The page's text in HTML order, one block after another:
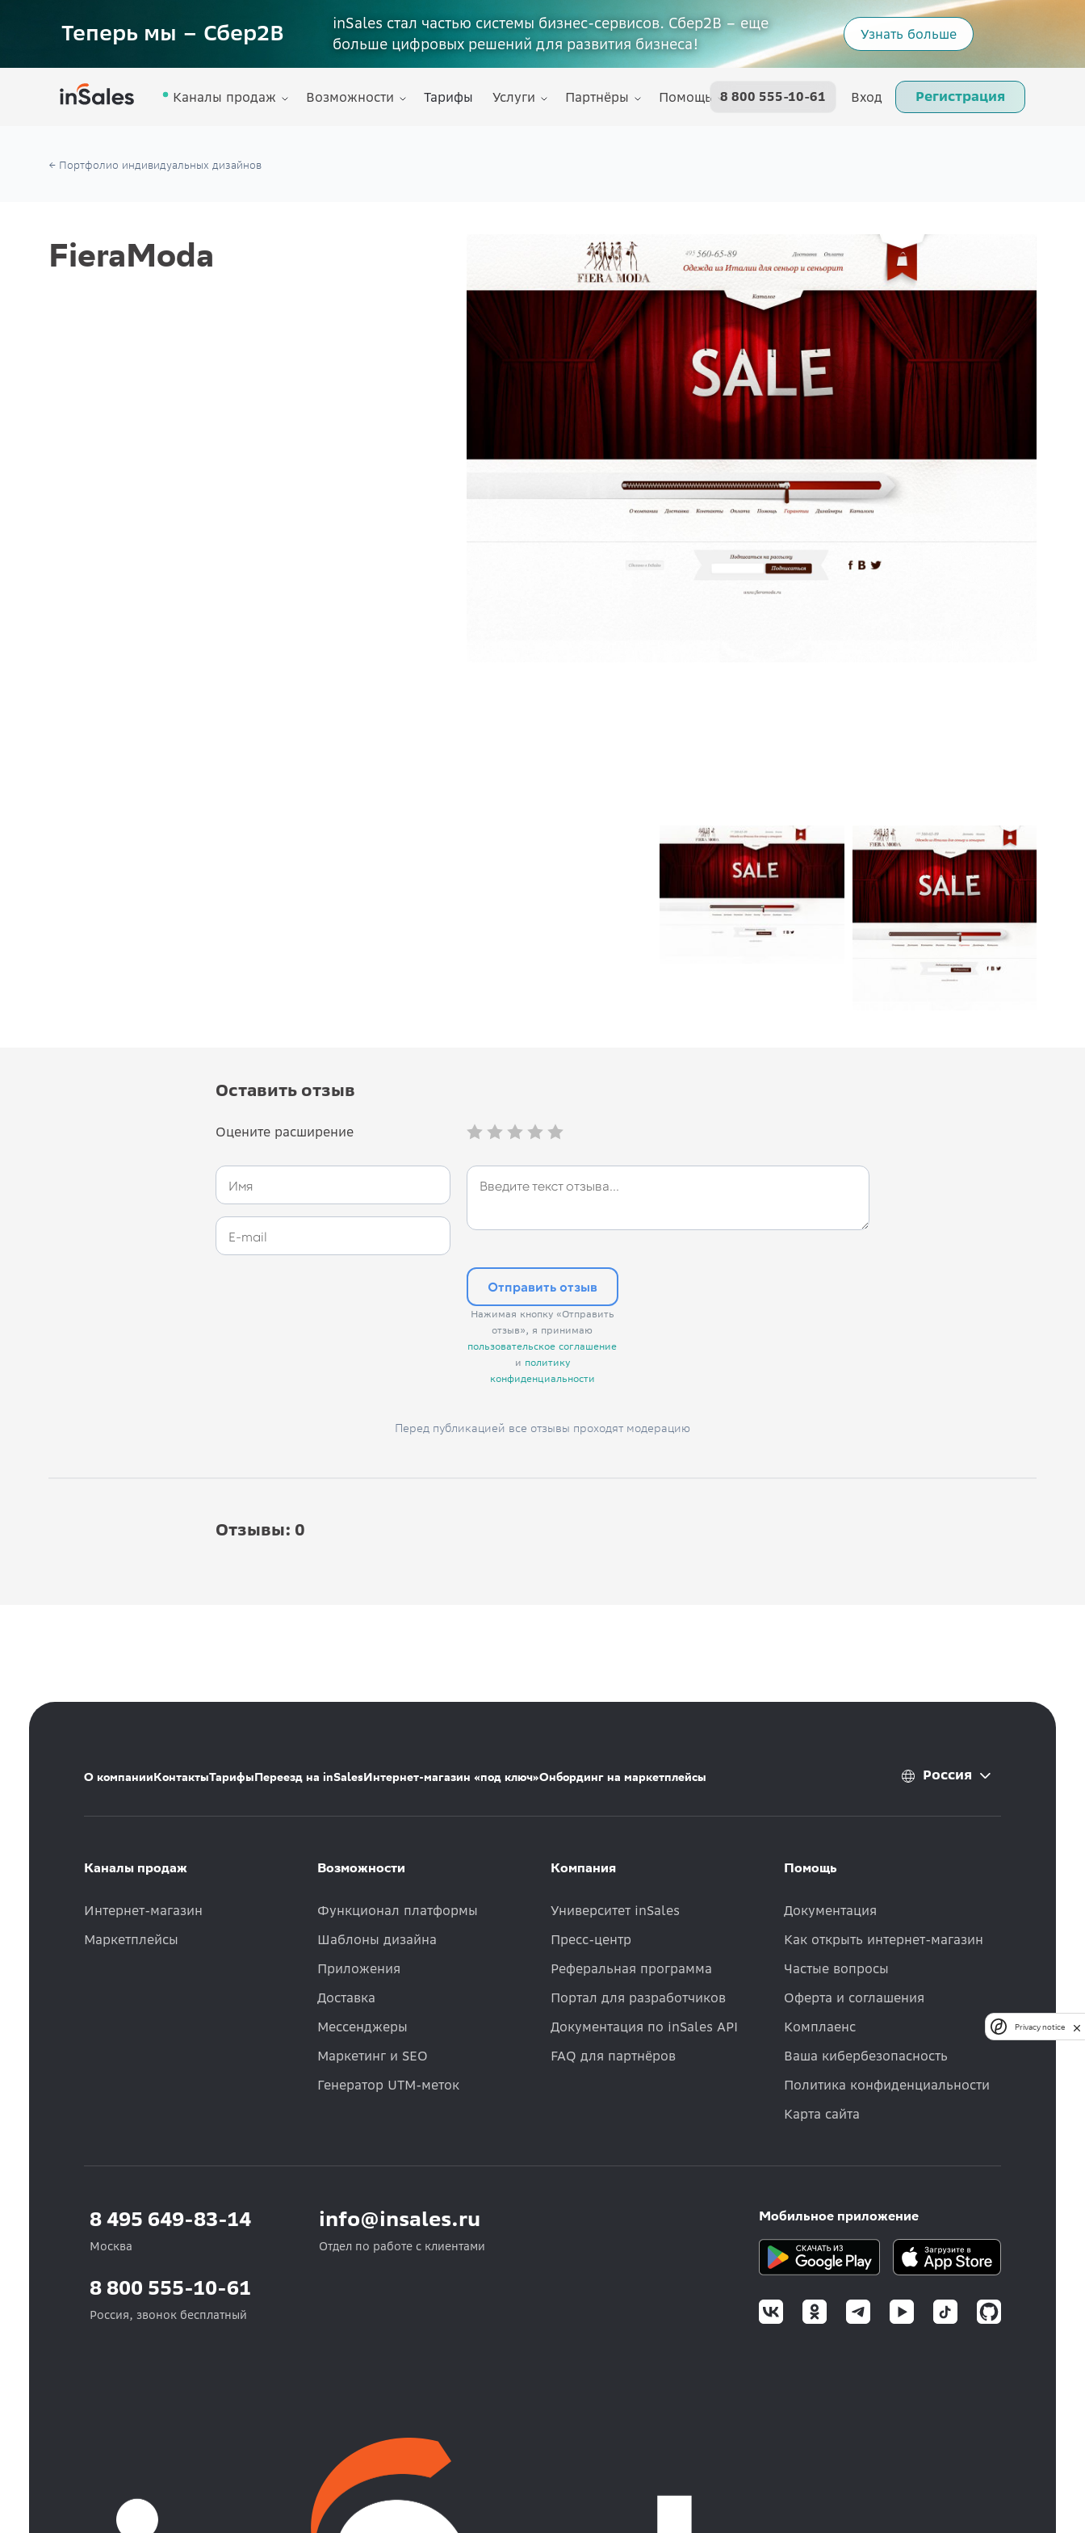
Теперь мы – Сбер2B
inSales стал частью системы бизнес-сервисов. Сбер2В – еще
больше цифровых решений для развития бизнеса!
Узнать больше
Каналы продаж Возможности Тарифы Услуги Партнёры Помощь 8 800 555-10-61 Вход Регистрация
← Портфолио индивидуальных дизайнов
FieraModa
Оставить отзыв
Оцените расширение
Отправить отзыв
Нажимая кнопку «Отправить
отзыв», я принимаю
пользовательское соглашение
и политику
конфиденциальности
Перед публикацией все отзывы проходят модерацию
Отзывы: 0
О компанииКонтактыТарифыПереезд на inSalesИнтернет-магазин «под ключ»Онбординг на маркетплейсы Россия
Каналы продаж
Интернет-магазин
Маркетплейсы
Возможности
Функционал платформы
Шаблоны дизайна
Приложения
Доставка
Мессенджеры
Маркетинг и SEO
Генератор UTM-меток
Компания
Университет inSales
Пресс-центр
Реферальная программа
Портал для разработчиков
Документация по inSales API
FAQ для партнёров
Помощь
Документация
Как открыть интернет-магазин
Частые вопросы
Оферта и соглашения
Комплаенс
Ваша кибербезопасность
Политика конфиденциальности
Карта сайта
8 495 649-83-14
Москва
info@insales.ru
Отдел по работе с клиентами
8 800 555-10-61
Россия, звонок бесплатный
Мобильное приложение
Privacy notice